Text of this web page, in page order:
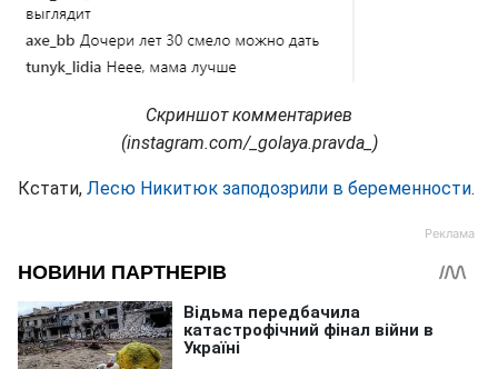
Скриншот комментариев
(instagram.com/_golaya.pravda_)
Кстати, Лесю Никитюк заподозрили в беременности.